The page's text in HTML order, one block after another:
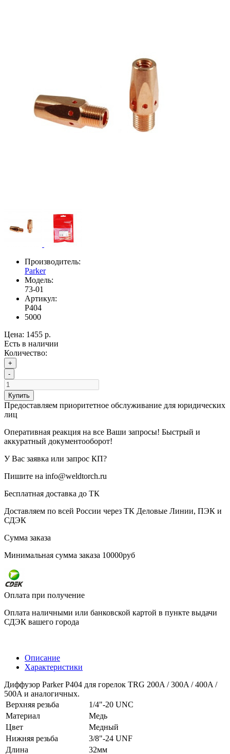
Производитель:
Parker
Модель:
73-01
Артикул:
P404
5000
Цена: 1455 р.
Есть в наличии
Количество:
+
-
Купить
Предоставляем приоритетное обслуживание для юридических
лиц
Оперативная реакция на все Ваши запросы! Быстрый и
аккуратный документооборот!
У Вас заявка или запрос КП?
Пишите на info@weldtorch.ru
Бесплатная доставка до ТК
Доставляем по всей России через ТК Деловые Линии, ПЭК и
СДЭК
Сумма заказа
Минимальная сумма заказа 10000руб
Оплата при получение
Оплата наличными или банковской картой в пункте выдачи
СДЭК вашего города
Описание
Характеристики
Диффузор Parker P404 для горелок TRG 200A / 300A / 400A /
500A и аналогичных.
Верхняя резьба
1/4"-20 UNC
Материал
Медь
Цвет
Медный
Нижняя резьба
3/8"-24 UNF
Длина
32мм